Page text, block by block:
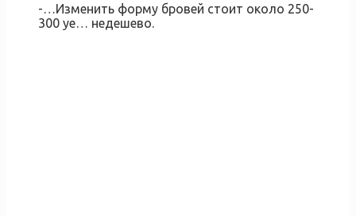
-…Изменить форму бровей стоит около 250-
300 уе… недешево.